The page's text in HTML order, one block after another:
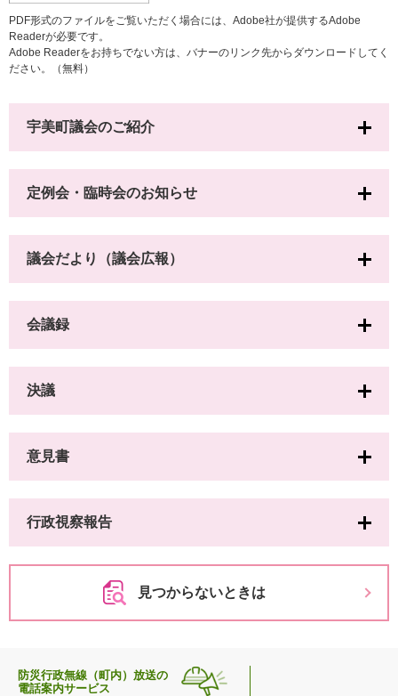
PDF形式のファイルをご覧いただく場合には、Adobe社が提供するAdobe
Readerが必要です。
Adobe Readerをお持ちでない方は、バナーのリンク先からダウンロードしてく
ださい。（無料）
宇美町議会のご紹介
定例会・臨時会のお知らせ
議会だより（議会広報）
会議録
決議
意見書
行政視察報告
見つからないときは
防災行政無線（町内）放送の
電話案内サービス